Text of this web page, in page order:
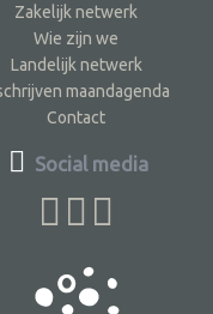
Zakelijk netwerk
Wie zijn we
Landelijk netwerk
maandagenda
Contact
Social media